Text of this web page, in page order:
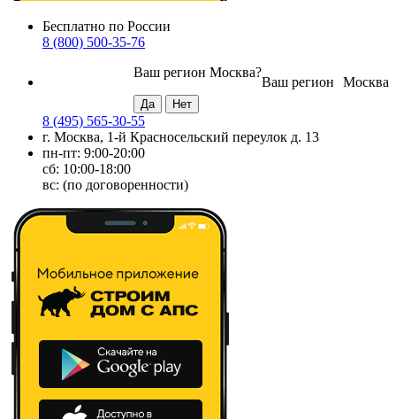
Бесплатно по России
8 (800) 500-35-76
Москва
Ваш регион
Ваш регион Москва?
8 (495) 565-30-55
г. Москва, 1-й Красносельский переулок д. 13
пн-пт: 9:00-20:00
сб: 10:00-18:00
вс: (по договоренности)